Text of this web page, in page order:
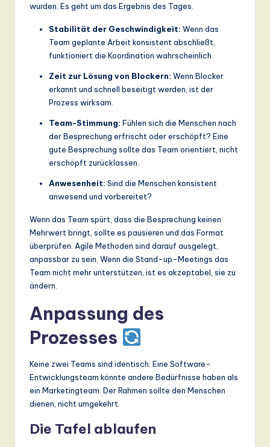
wurden. Es geht um das Ergebnis des Tages.
Stabilität der Geschwindigkeit: Wenn das
Team geplante Arbeit konsistent abschließt,
funktioniert die Koordination wahrscheinlich.
Zeit zur Lösung von Blockern: Wenn Blocker
erkannt und schnell beseitigt werden, ist der
Prozess wirksam.
Team-Stimmung: Fühlen sich die Menschen nach
der Besprechung erfrischt oder erschöpft? Eine
gute Besprechung sollte das Team orientiert, nicht
erschöpft zurücklassen.
Anwesenheit: Sind die Menschen konsistent
anwesend und vorbereitet?
Wenn das Team spürt, dass die Besprechung keinen
Mehrwert bringt, sollte es pausieren und das Format
überprüfen. Agile Methoden sind darauf ausgelegt,
anpassbar zu sein. Wenn die Stand-up-Meetings das
Team nicht mehr unterstützen, ist es akzeptabel, sie zu
ändern.
Anpassung des
Prozesses
Keine zwei Teams sind identisch. Eine Software-
Entwicklungsteam könnte andere Bedürfnisse haben als
ein Marketingteam. Der Rahmen sollte den Menschen
dienen, nicht umgekehrt.
Die Tafel ablaufen